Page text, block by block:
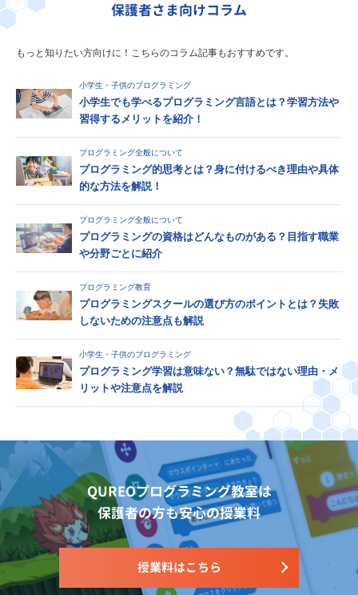
保護者さま向けコラム
もっと知りたい方向けに！こちらのコラム記事もおすすめです。
小学生・子供のプログラミング
小学生でも学べるプログラミング言語とは？学習方法や
習得するメリットを紹介！
プログラミング全般について
プログラミング的思考とは？身に付けるべき理由や具体
的な方法を解説！
プログラミング全般について
プログラミングの資格はどんなものがある？目指す職業
や分野ごとに紹介
プログラミング教育
プログラミングスクールの選び方のポイントとは？失敗
しないための注意点も解説
小学生・子供のプログラミング
プログラミング学習は意味ない？無駄ではない理由・メ
リットや注意点を解説
QUREOプログラミング教室は
保護者の方も安心の授業料
授業料はこちら